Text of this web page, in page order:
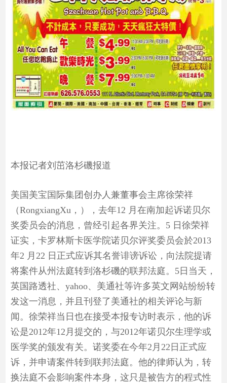
本报记者刘茁洛杉磯报道
美国美宝国际集团创办人兼董事会主席徐荣祥
（RongxiangXu，），去年12 月在南加起诉诺贝尔
奖委员会的消息，曾经引起各界关注。5 日徐荣祥
证实，卡罗林斯卡医学院诺贝尔评奖委员会於2013
年2 月22 日正式应诉其名誉诽谤诉讼，向法院提请
将案件从州法庭转到洛杉磯的联邦法庭。5日当天，
英国路透社、yahoo、美通社等许多英文网站纷纷转
发这一消息，并且刊登了美通社的相关评论与新
闻。徐荣祥当日也在接受本报专访时表示，他的诉
讼是2012年12月提交的，与2012年诺贝尔生理学或
医学奖的颁发有关。诺奖委在今年2月22日正式应
诉，并申请案件转到联邦法庭。他的律师认为，转
换法庭不会影响案件本身，这只是被告方的程式性